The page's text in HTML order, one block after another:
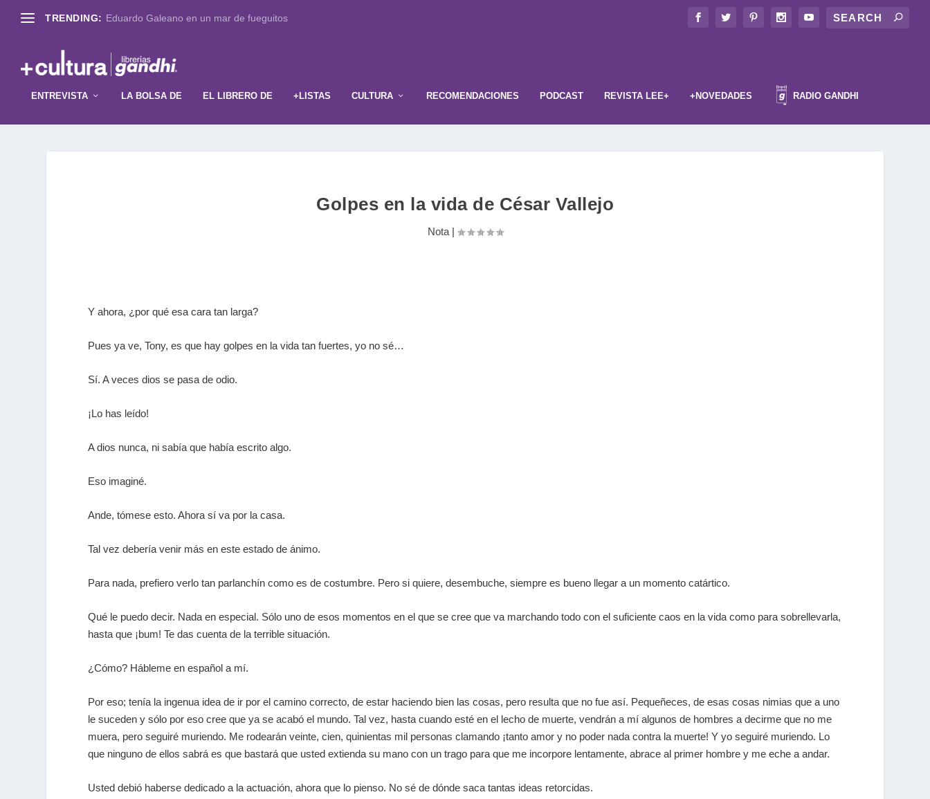
TRENDING: Eduardo Galeano en un mar de fueguitos
ENTREVISTA LA BOLSA DE EL LIBRERO DE +LISTAS CULTURA RECOMENDACIONES PODCAST REVISTA LEE+ +NOVEDADES RADIO GANDHI
Golpes en la vida de César Vallejo
Nota|
Y ahora, ¿por qué esa cara tan larga?
Pues ya ve, Tony, es que hay golpes en la vida tan fuertes, yo no sé…
Sí. A veces dios se pasa de odio.
¡Lo has leído!
A dios nunca, ni sabía que había escrito algo.
Eso imaginé.
Ande, tómese esto. Ahora sí va por la casa.
Tal vez debería venir más en este estado de ánimo.
Para nada, prefiero verlo tan parlanchín como es de costumbre. Pero si quiere, desembuche, siempre es bueno llegar a un momento catártico.
Qué le puedo decir. Nada en especial. Sólo uno de esos momentos en el que se cree que va marchando todo con el suficiente caos en la vida como para sobrellevarla,
hasta que ¡bum! Te das cuenta de la terrible situación.
¿Cómo? Hábleme en español a mí.
Por eso; tenía la ingenua idea de ir por el camino correcto, de estar haciendo bien las cosas, pero resulta que no fue así. Pequeñeces, de esas cosas nimias que a uno
le suceden y sólo por eso cree que ya se acabó el mundo. Tal vez, hasta cuando esté en el lecho de muerte, vendrán a mí algunos de hombres a decirme que no me
muera, pero seguiré muriendo. Me rodearán veinte, cien, quinientas mil personas clamando ¡tanto amor y no poder nada contra la muerte! Y yo seguiré muriendo. Lo
que ninguno de ellos sabrá es que bastará que usted extienda su mano con un trago para que me incorpore lentamente, abrace al primer hombre y me eche a andar.
Usted debió haberse dedicado a la actuación, ahora que lo pienso. No sé de dónde saca tantas ideas retorcidas.